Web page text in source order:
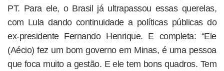
PT. Para ele, o Brasil já ultrapassou essas querelas,
com Lula dando continuidade a políticas públicas do
ex-presidente Fernando Henrique. E completa: “Ele
(Aécio) fez um bom governo em Minas, é uma pessoa
que foca muito a gestão. E ele tem bons quadros. Tem